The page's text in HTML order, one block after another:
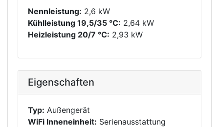
Nennleistung: 2,6 kW
Kühlleistung 19,5/35 °C: 2,64 kW
Heizleistung 20/7 °C: 2,93 kW
Eigenschaften
Typ: Außengerät
WiFi Inneneinheit: Serienausstattung